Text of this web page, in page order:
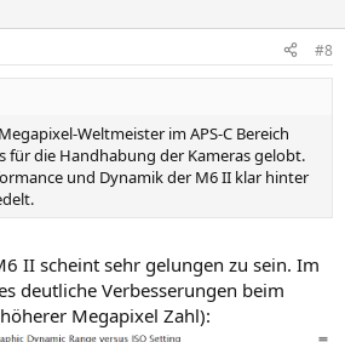
#8
Weltmeister im APS-C Bereich
für die Handhabung der Kameras gelobt.
und Dynamik der M6 II klar hinter
II scheint sehr gelungen zu sein. Im
deutliche Verbesserungen beim
Megapixel Zahl):